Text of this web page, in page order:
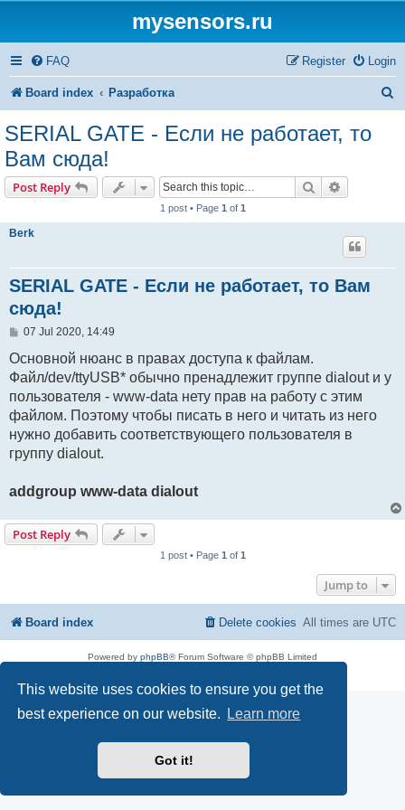
This website uses cookies to ensure you get the
best experience on our website.
Learn more
Got it!
mysensors.ru
FAQ Login
Register
Board index Разработка
h
SERIAL GATE - Если не работает, то
Вам сюда!
Post Reply Search
1 post • Page 1 of 1
Berk
SERIAL GATE - Если не работает, то Вам
сюда!
P
s
07 Jul 2020, 14:49
Основной нюанс в правах доступа к файлам.
Файл/dev/ttyUSB* обычно пренадлежит группе dialout и у
пользователя - www-data нету прав на работу с этим
файлом. Поэтому чтобы писать в него и читать из него
нужно добавить соответствующего пользователя в
группу dialout.
addgroup www-data dialout
Post Reply
1 post • Page 1 of 1
Jump to
Board index All times are UTC
Delete cookies
Powered by phpBB® Forum Software © phpBB Limited